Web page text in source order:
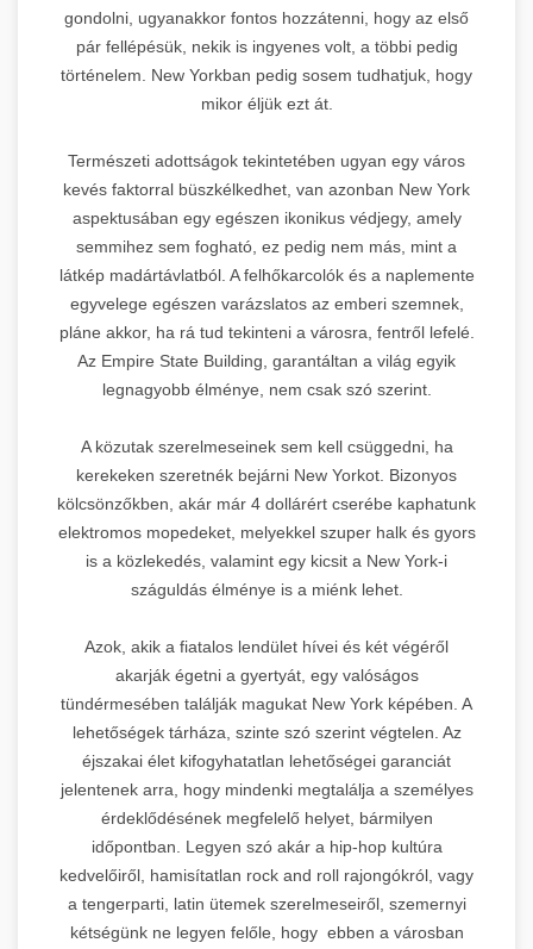
gondolni, ugyanakkor fontos hozzátenni, hogy az első
pár fellépésük, nekik is ingyenes volt, a többi pedig
történelem. New Yorkban pedig sosem tudhatjuk, hogy
mikor éljük ezt át.
Természeti adottságok tekintetében ugyan egy város
kevés faktorral büszkélkedhet, van azonban New York
aspektusában egy egészen ikonikus védjegy, amely
semmihez sem fogható, ez pedig nem más, mint a
látkép madártávlatból. A felhőkarcolók és a naplemente
egyvelege egészen varázslatos az emberi szemnek,
pláne akkor, ha rá tud tekinteni a városra, fentről lefelé.
Az Empire State Building, garantáltan a világ egyik
legnagyobb élménye, nem csak szó szerint.
A közutak szerelmeseinek sem kell csüggedni, ha
kerekeken szeretnék bejárni New Yorkot. Bizonyos
kölcsönzőkben, akár már 4 dollárért cserébe kaphatunk
elektromos mopedeket, melyekkel szuper halk és gyors
is a közlekedés, valamint egy kicsit a New York-i
száguldás élménye is a miénk lehet.
Azok, akik a fiatalos lendület hívei és két végéről
akarják égetni a gyertyát, egy valóságos
tündérmesében találják magukat New York képében. A
lehetőségek tárháza, szinte szó szerint végtelen. Az
éjszakai élet kifogyhatatlan lehetőségei garanciát
jelentenek arra, hogy mindenki megtalálja a személyes
érdeklődésének megfelelő helyet, bármilyen
időpontban. Legyen szó akár a hip-hop kultúra
kedvelőiről, hamisítatlan rock and roll rajongókról, vagy
a tengerparti, latin ütemek szerelmeseiről, szemernyi
kétségünk ne legyen felőle, hogy ebben a városban